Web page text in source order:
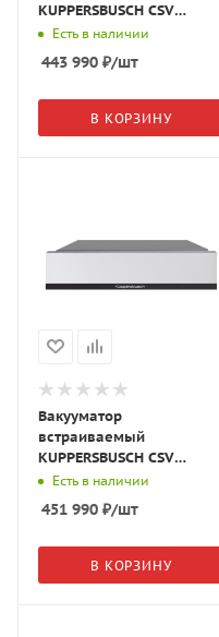
KUPPERSBUSCH CSV
6800.0 W белое стекло
Есть в наличии
443 990 ₽/шт
В КОРЗИНУ
Вакууматор
встраиваемый
KUPPERSBUSCH CSV
6800.0 W5 белое
стекло/Black Velvet
Есть в наличии
451 990 ₽/шт
В КОРЗИНУ